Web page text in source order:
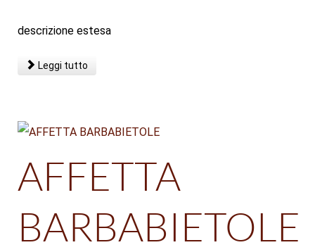
descrizione estesa
Leggi tutto
AFFETTA
BARBABIETOLE